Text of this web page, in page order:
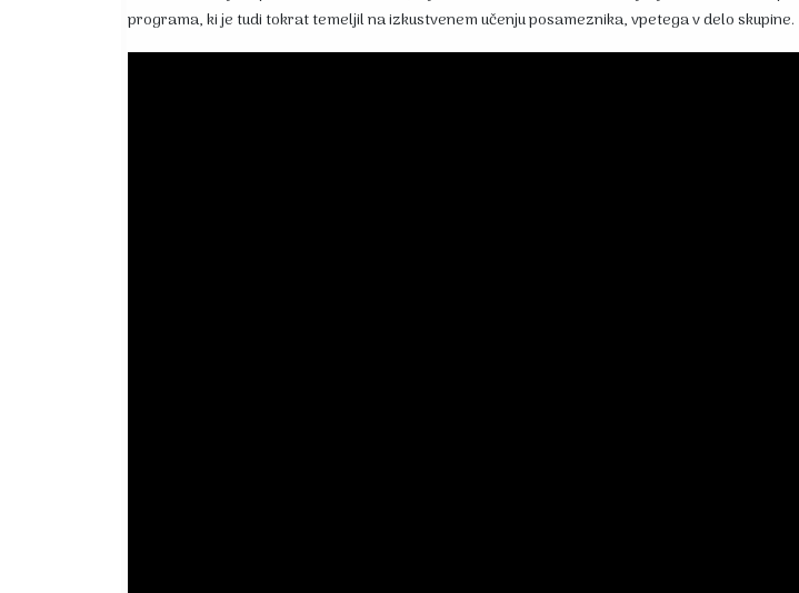
programa, ki je tudi tokrat temeljil na izkustvenem učenju posameznika, vpetega v delo skupine.